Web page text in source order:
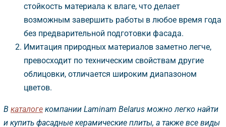
стойкость материала к влаге, что делает
озможным завершить работы в любое время года
ез предварительной подготовки фасада.
Имитация природных материалов заметно легче,
превосходит по техническим свойствам другие
облицовки, отличается широким диапазоном
цветов.
каталоге компании Laminam Belarus можно легко найти
и купить фасадные керамические плиты, а также все виды